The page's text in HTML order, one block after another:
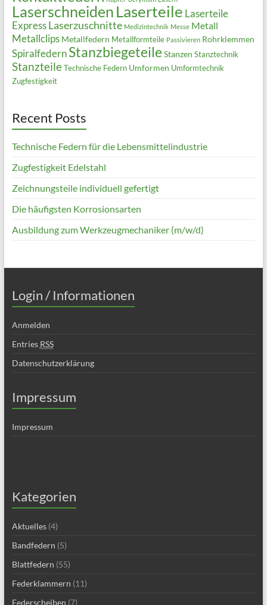
Laserschneiden Laserteile Laserteile
Express Laserzuschnitte Medizintechnik Messe Metall
Metallclips Metallfedern Metallformteile Passivieren Rohrklemmen
Spiralfedern Stanzbiegeteile Stanzen Stanztechnik
Stanzteile Technische Federn Umformen Umformtechnik
Zugfestigkeit
Recent Posts
Technische Federn für die Lebensmittelindustrie
Zugfestigkeit Edelstahl
Zeichnungsteile individuell gefertigt
Die häufigsten Korrosionsarten
Ausbildung zum Werkzeugmechaniker (m/w/d)
Login / Informationen
Anmelden
Entries RSS
Datenschutzerklärung
Impressum
Impressum
Kategorien
Aktuelles(4)
Bandfedern (5)
Blattfedern (55)
Federklammern (11)
Federscheiben (7)